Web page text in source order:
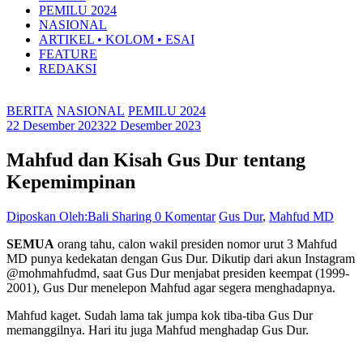
PEMILU 2024
NASIONAL
ARTIKEL • KOLOM • ESAI
FEATURE
REDAKSI
BERITA NASIONAL PEMILU 2024
22 Desember 202322 Desember 2023
Mahfud dan Kisah Gus Dur tentang
Kepemimpinan
Diposkan Oleh:Bali Sharing 0 Komentar Gus Dur, Mahfud MD
SEMUA orang tahu, calon wakil presiden nomor urut 3 Mahfud
MD punya kedekatan dengan Gus Dur. Dikutip dari akun Instagram
@mohmahfudmd, saat Gus Dur menjabat presiden keempat (1999-
2001), Gus Dur menelepon Mahfud agar segera menghadapnya.
Mahfud kaget. Sudah lama tak jumpa kok tiba-tiba Gus Dur
memanggilnya. Hari itu juga Mahfud menghadap Gus Dur.